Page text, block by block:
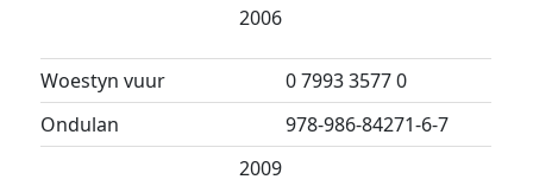
2006
Woestyn vuur
0 7993 3577 0
Ondulan
978-986-84271-6-7
2009